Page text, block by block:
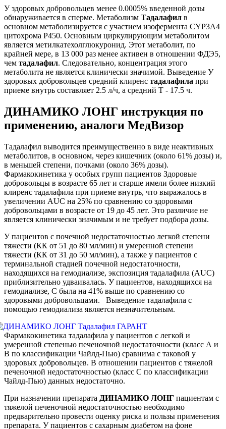
У здоровых добровольцев менее 0.0005% введенной дозы
обнаруживается в сперме. Метаболизм Тадалафил в
основном метаболизируется с участием изофермента CYP3A4
цитохрома Р450. Основным циркулирующим метаболитом
является метилкатехолглюкуронид. Этот метаболит, по
крайней мере, в 13 000 раз менее активен в отношении ФДЭ5,
чем тадалафил. Следовательно, концентрация этого
метаболита не является клинически значимой. Выведение У
здоровых добровольцев средний клиренс тадалафила при
приеме внутрь составляет 2.5 л/ч, а средний Т - 17.5 ч.
ДИНАМИКО ЛОНГ инструкция по
применению, аналоги МедВизор
Тадалафил выводится преимущественно в виде неактивных
метаболитов, в основном, через кишечник (около 61% дозы) и,
в меньшей степени, почками (около 36% дозы).
Фармакокинетика у особых групп пациентов Здоровые
добровольцы в возрасте 65 лет и старше имели более низкий
клиренс тадалафила при приеме внутрь, что выражалось в
увеличении AUC на 25% по сравнению со здоровыми
добровольцами в возрасте от 19 до 45 лет. Это различие не
является клинически значимым и не требует подбора дозы.
У пациентов с почечной недостаточностью легкой степени
тяжести (КК от 51 до 80 мл/мин) и умеренной степени
тяжести (КК от 31 до 50 мл/мин), а также у пациентов с
терминальной стадией почечной недостаточности,
находящихся на гемодиализе, экспозиция тадалафила (AUC)
приблизительно удваивалась. У пациентов, находящихся на
гемодиализе, С была на 41% выше по сравнению со
здоровыми добровольцами. Выведение тадалафила с
помощью гемодиализа является незначительным.
Фармакокинетика тадалафила у пациентов с легкой и
умеренной степенью печеночной недостаточности (класс А и
В по классификации Чайлд-Пью) сравнима с таковой у
здоровых добровольцев. В отношении пациентов с тяжелой
печеночной недостаточностью (класс С по классификации
Чайлд-Пью) данных недостаточно.
При назначении препарата ДИНАМИКО ЛОНГ пациентам с
тяжелой печеночной недостаточностью необходимо
предварительно провести оценку риска и пользы применения
препарата. У пациентов с сахарным диабетом на фоне